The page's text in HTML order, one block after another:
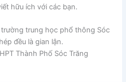
hữu ích với các bạn.
trung học phổ thông Sóc
đều là gian lận.
Thành Phố Sóc Trăng